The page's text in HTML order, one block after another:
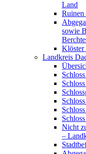
Land
Ruinen
sowie
Klöster
Landkreis
Nicht
–